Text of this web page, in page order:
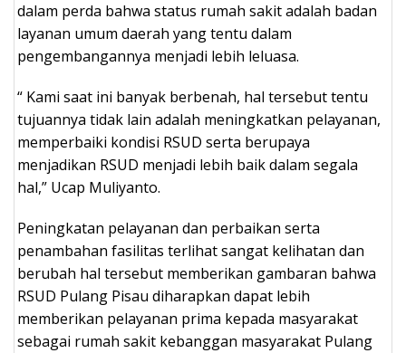
dalam perda bahwa status rumah sakit adalah badan
layanan umum daerah yang tentu dalam
pengembangannya menjadi lebih leluasa.
“ Kami saat ini banyak berbenah, hal tersebut tentu
tujuannya tidak lain adalah meningkatkan pelayanan,
memperbaiki kondisi RSUD serta berupaya
menjadikan RSUD menjadi lebih baik dalam segala
hal,” Ucap Muliyanto.
Peningkatan pelayanan dan perbaikan serta
penambahan fasilitas terlihat sangat kelihatan dan
berubah hal tersebut memberikan gambaran bahwa
RSUD Pulang Pisau diharapkan dapat lebih
memberikan pelayanan prima kepada masyarakat
sebagai rumah sakit kebanggan masyarakat Pulang